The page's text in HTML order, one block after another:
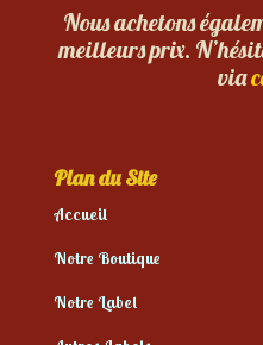
Nous achetons
meilleurs prix.
via
Plan du Site
Accueil
Notre Boutique
Notre Label